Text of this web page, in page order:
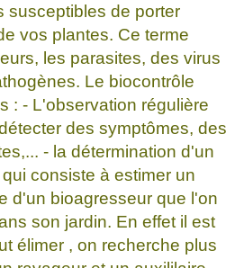
susceptibles de porter
vos plantes. Ce terme
les parasites, des virus
Le biocontrôle
: - L'observation régulière
des symptômes, des
- la détermination d'un
consiste à estimer un
d'un bioagresseur que l'on
son jardin. En effet il est
élimer , on recherche plus